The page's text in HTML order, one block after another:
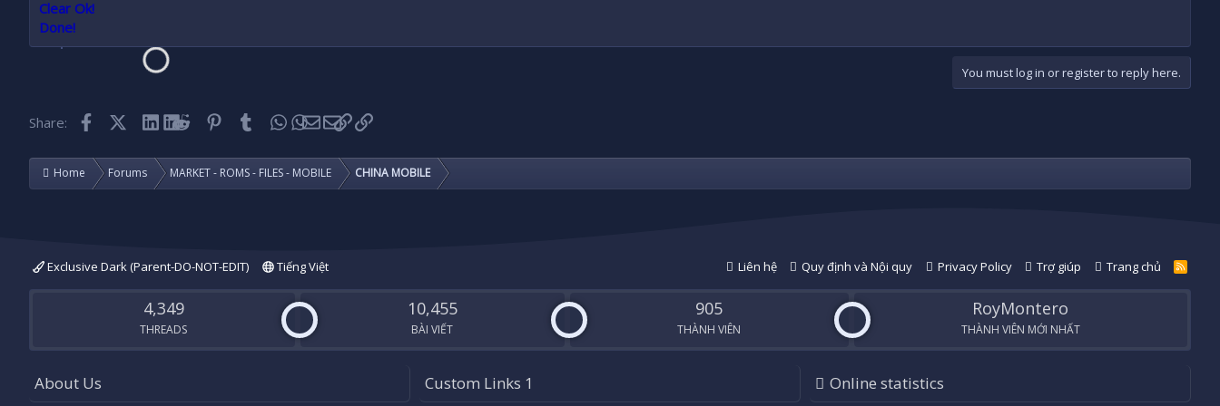
Clear Ok!
Done!
You must log in or register to reply here.
Share: FacebookX (Twitter)LinkedIn
Reddit PinterestTumblr WhatsApp
EmailLink
Home Forums MARKET - ROMS - FILES - MOBILE CHINA MOBILE
Exclusive Dark (Parent-DO-NOT-EDIT) Tiếng Việt Liên hệ Quy định và Nội quy Privacy Policy Trợ giúp Trang chủ
R
S
4,349
THREADS
10,455
BÀI VIẾT
905
THÀNH VIÊN
RoyMontero
THÀNH VIÊN MỚI NHẤT
About Us Custom Links 1 Online statistics